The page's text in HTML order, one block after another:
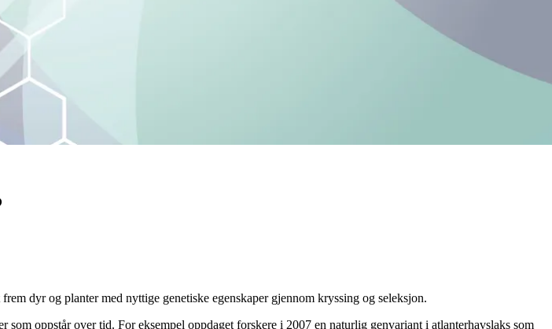
dyr og planter med nyttige genetiske egenskaper gjennom kryssing og seleksjon.
oppstår over tid. For eksempel oppdaget forskere i 2007 en naturlig genvariant i atlanterhavslaks som